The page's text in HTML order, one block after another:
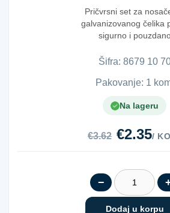
Pričvrsni set za
galvanizovanog čelika
sigurno i
Šifra: 8​6​7​9​ ​1​0​
Pakovanje: 1
Na lageru
€3.62 €2.35/
−
Dodaj u korpu